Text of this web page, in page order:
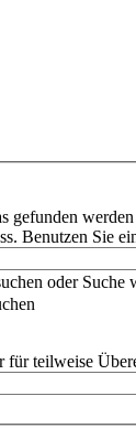
gefunden
Benutzen Sie
oder Suche
für teilweise